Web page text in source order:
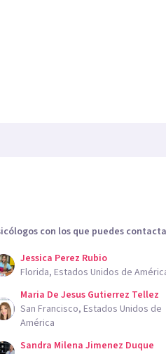
con los que puedes
Jessica Perez Rubio
Florida, Estados Unidos de
Maria De Jesus Gutierrez Tellez
San Francisco, Estados Unidos de
América
Sandra Milena Jimenez Duque